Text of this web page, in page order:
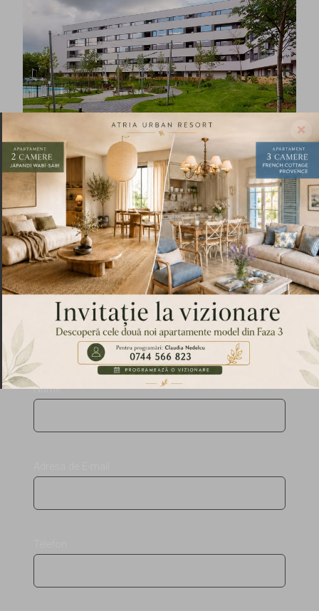
Misiunea Atria Urban Resort
este de a-i ajuta pe rezidenti
sa aiba un stil de viata cat mai sanatos, mai placut si
productiv. Te asteptam cu drag sa ne vizitezi si sa intri in
randul comunitatii noastre, iar daca ai vreo curiozitate,
vreun mesaj sau vreo sugestie pe care ai dori sa ne-o
transmiti, poti face asta completand formularul de mai
Solicită oferta personalizată
Nume